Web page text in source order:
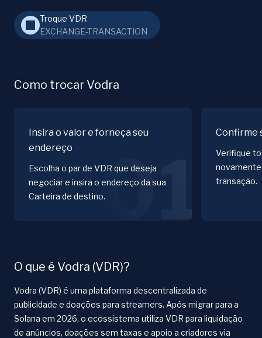
Troque VDR
EXCHANGE-TRANSACTION
Como trocar Vodra
Insira o valor e forneça seu
endereço
Escolha o par de VDR que deseja
negociar e insira o endereço da sua
Carteira de destino.01
Confirme
Verifique
transação.
O que é Vodra (VDR)?
Vodra (VDR) é uma plataforma descentralizada de
publicidade e doações para streamers. Após migrar para a
Solana em 2026, o ecossistema utiliza VDR para liquidação
de anúncios, doações sem taxas e apoio a criadores via